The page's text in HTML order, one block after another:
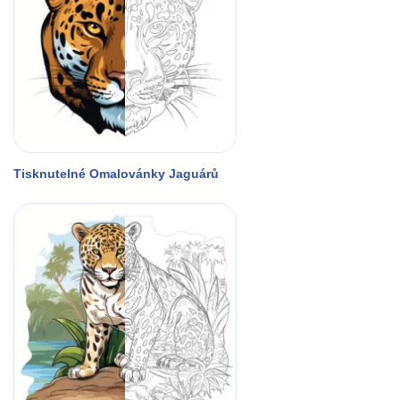
Tisknutelné Omalovánky Jaguárů